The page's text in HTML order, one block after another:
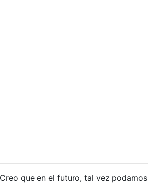
Creo que en el futuro, tal vez podamos